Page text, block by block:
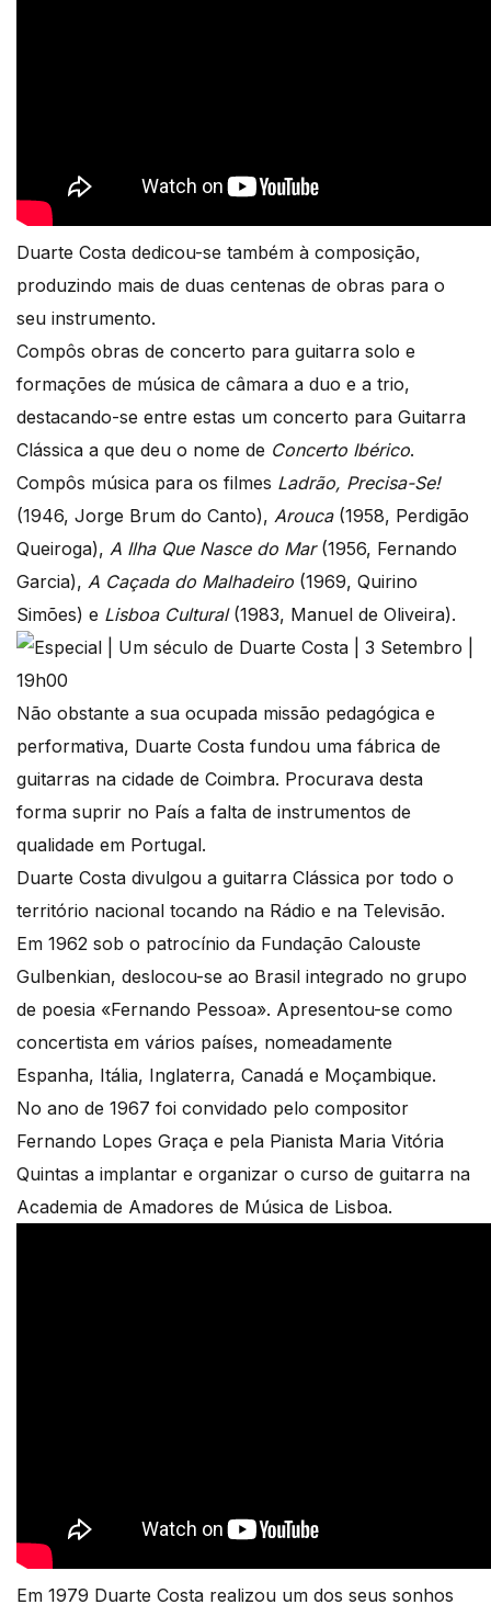
Duarte Costa dedicou-se também à composição,
produzindo mais de duas centenas de obras para o
seu instrumento.
Compôs obras de concerto para guitarra solo e
formações de música de câmara a duo e a trio,
destacando-se entre estas um concerto para Guitarra
Clássica a que deu o nome de Concerto Ibérico.
Compôs música para os filmes Ladrão, Precisa-Se!
(1946, Jorge Brum do Canto), Arouca (1958, Perdigão
Queiroga), A Ilha Que Nasce do Mar(1956, Fernando
Garcia), A Caçada do Malhadeiro (1969, Quirino
Simões) e Lisboa Cultural (1983, Manuel de Oliveira).
Não obstante a sua ocupada missão pedagógica e
performativa, Duarte Costa fundou uma fábrica de
guitarras na cidade de Coimbra. Procurava desta
forma suprir no País a falta de instrumentos de
qualidade em Portugal.
Duarte Costa divulgou a guitarra Clássica por todo o
território nacional tocando na Rádio e na Televisão.
Em 1962 sob o patrocínio da Fundação Calouste
Gulbenkian, deslocou-se ao Brasil integrado no grupo
de poesia «Fernando Pessoa». Apresentou-se como
concertista em vários países, nomeadamente
Espanha, Itália, Inglaterra, Canadá e Moçambique.
No ano de 1967 foi convidado pelo compositor
Fernando Lopes Graça e pela Pianista Maria Vitória
Quintas a implantar e organizar o curso de guitarra na
Academia de Amadores de Música de Lisboa.
Em 1979 Duarte Costa realizou um dos seus sonhos